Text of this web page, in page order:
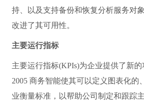
持、以及支持备份和恢复分析服务对
改进了其可用性。
主要运行指标
主要运行指标(KPIs)为企业提供了新的
2005 商务智能使其可以定义图表化的
业衡量标准，以帮助公司制定和跟踪